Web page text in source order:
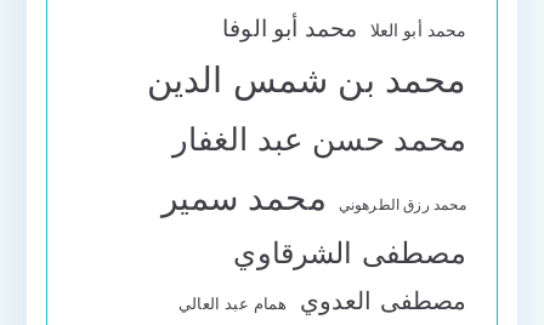
محمد أبو العلا محمد أبو الوفا
محمد بن شمس الدين
محمد حسن عبد الغفار
محمد رزق الطرهوني محمد سمير
مصطفى الشرقاوي
مصطفى العدوي همام عبد العالي